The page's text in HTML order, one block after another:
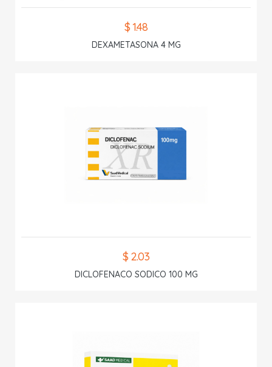
$ 1.48
DEXAMETASONA 4 MG
$ 2.03
DICLOFENACO SODICO 100 MG